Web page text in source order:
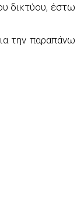
δικτύου, έστω
την παραπάνω